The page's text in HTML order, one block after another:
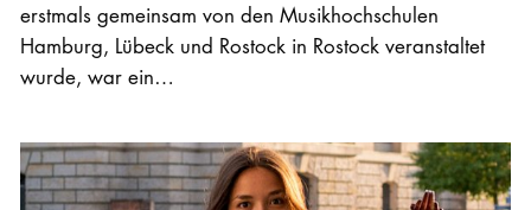
erstmals gemeinsam von den Musikhochschulen
Hamburg, Lübeck und Rostock in Rostock veranstaltet
wurde, war ein…